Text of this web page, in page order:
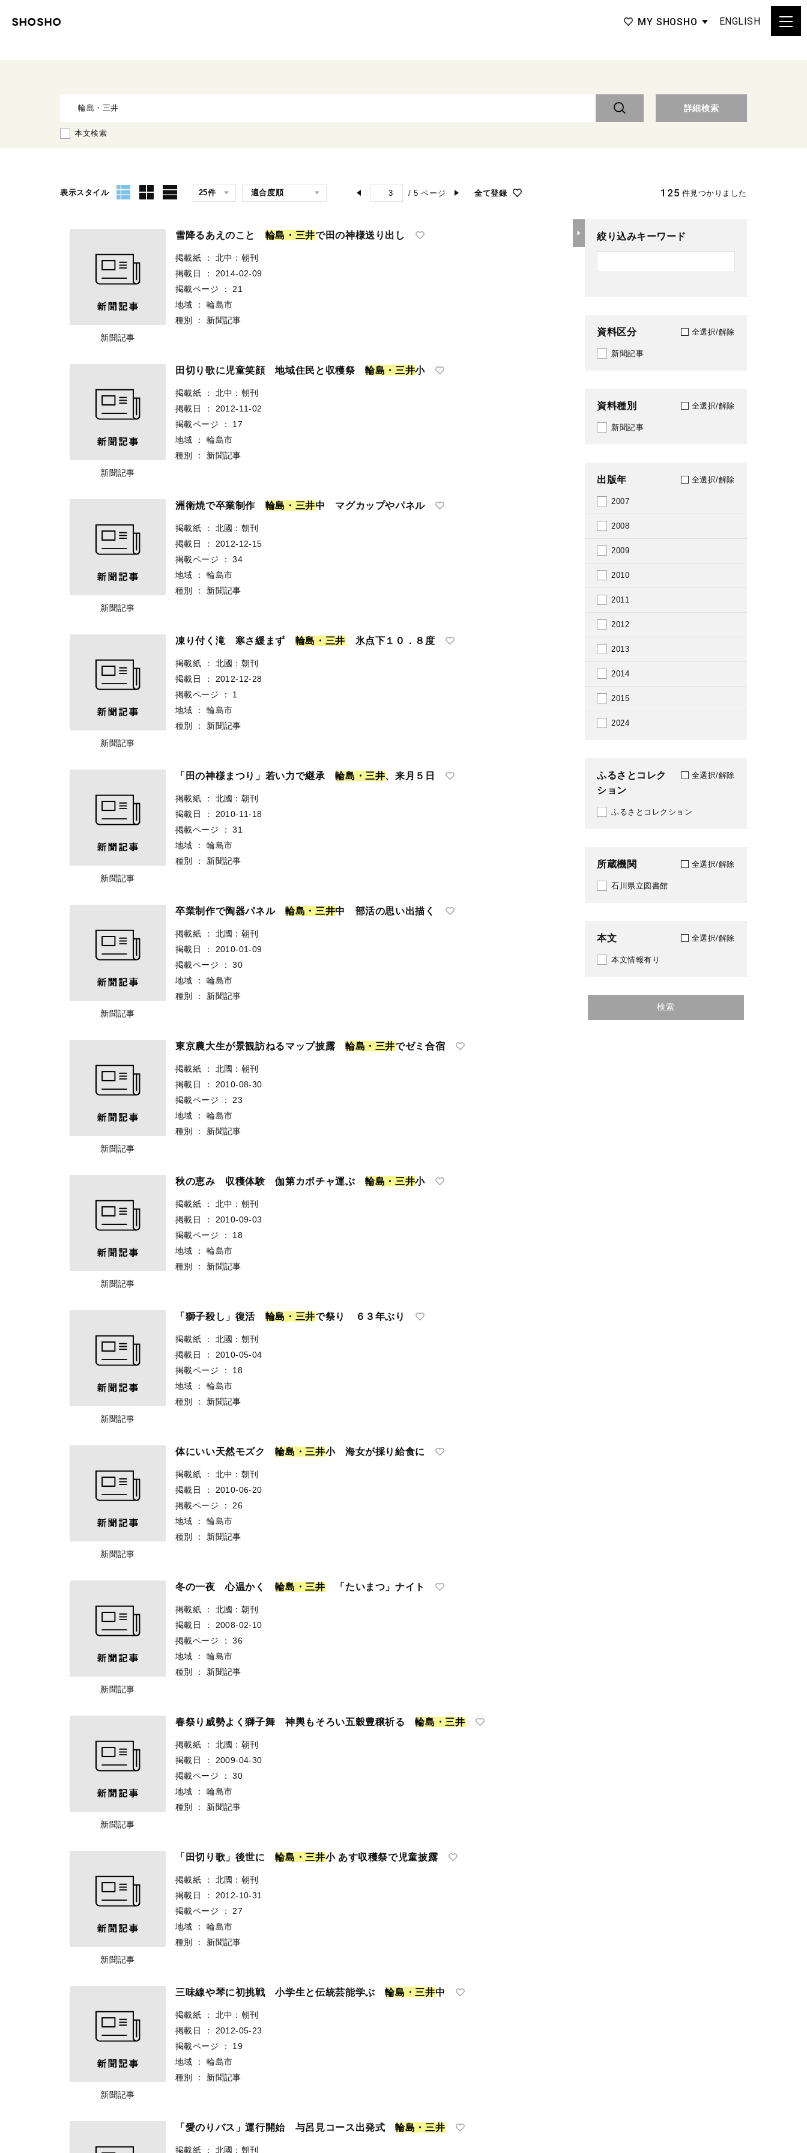
MY SHOSHO ENGLISH
詳細検索
本文検索
表示スタイル / 5 ページ 全て登録 125 件見つかりました
新聞記事
雪降るあえのこと 輪島 ・ 三井で田の神様送り出し
掲載紙 ：
北中：朝刊
掲載日
：
2014-02-09
掲載ページ
：
21
地域
：
輪島市
種別
： 新聞記事
新聞記事
田切り歌に児童笑顔 地域住民と収穫祭輪島 ・ 三井小
掲載紙 ：
北中：朝刊
掲載日
：
2012-11-02
掲載ページ
：
17
地域
：
輪島市
種別
： 新聞記事
新聞記事
洲衛焼で卒業制作 輪島 ・ 三井中 マグカップやパネル
掲載紙 ：
北國：朝刊
掲載日
：
2012-12-15
掲載ページ
：
34
地域
：
輪島市
種別
： 新聞記事
新聞記事
凍り付く滝 寒さ緩まず 輪島 ・ 三井 氷点下１０．８度
掲載紙 ：
北國：朝刊
掲載日
：
2012-12-28
掲載ページ
：
1
地域
：
輪島市
種別
： 新聞記事
新聞記事
「田の神様まつり」若い力で継承輪島 ・ 三井、来月５日
掲載紙 ：
北國：朝刊
掲載日
：
2010-11-18
掲載ページ
：
31
地域
：
輪島市
種別
： 新聞記事
新聞記事
卒業制作で陶器パネル輪島 ・ 三井中 部活の思い出描く
掲載紙 ：
北國：朝刊
掲載日
：
2010-01-09
掲載ページ
：
30
地域
：
輪島市
種別
： 新聞記事
新聞記事
東京農大生が景観訪ねるマップ披露 輪島 ・ 三井でゼミ合宿
掲載紙 ：
北國：朝刊
掲載日
：
2010-08-30
掲載ページ
：
23
地域
：
輪島市
種別
： 新聞記事
新聞記事
秋の恵み 収穫体験 伽第カボチャ運ぶ輪島 ・ 三井小
掲載紙 ：
北中：朝刊
掲載日
：
2010-09-03
掲載ページ
：
18
地域
：
輪島市
種別
： 新聞記事
新聞記事
「獅子殺し」復活 輪島 ・ 三井で祭り ６３年ぶり
掲載紙 ：
北國：朝刊
掲載日
：
2010-05-04
掲載ページ
：
18
地域
：
輪島市
種別
： 新聞記事
新聞記事
体にいい天然モズク輪島 ・ 三井小 海女が採り給食に
掲載紙 ：
北中：朝刊
掲載日
：
2010-06-20
掲載ページ
：
26
地域
：
輪島市
種別
： 新聞記事
新聞記事
冬の一夜 心温かく輪島 ・ 三井 「たいまつ」ナイト
掲載紙 ：
北國：朝刊
掲載日
：
2008-02-10
掲載ページ
：
36
地域
：
輪島市
種別
： 新聞記事
新聞記事
春祭り威勢よく獅子舞 神輿もそろい五穀豊穣祈る輪島 ・ 三井
掲載紙 ：
北國：朝刊
掲載日
：
2009-04-30
掲載ページ
：
30
地域
：
輪島市
種別
： 新聞記事
新聞記事
「田切り歌」後世に輪島 ・ 三井小 あす収穫祭で児童披露
掲載紙 ：
北國：朝刊
掲載日
：
2012-10-31
掲載ページ
：
27
地域
：
輪島市
種別
： 新聞記事
新聞記事
三味線や琴に初挑戦 小学生と伝統芸能学ぶ輪島 ・ 三井中
掲載紙 ：
北中：朝刊
掲載日
：
2012-05-23
掲載ページ
：
19
地域
：
輪島市
種別
： 新聞記事
「愛のりバス」運行開始 与呂見コース出発式輪島 ・ 三井
掲載紙 ： 北國：朝刊
絞り込みキーワード
資料区分 全選択/解除
新聞記事
資料種別 全選択/解除
新聞記事
出版年 全選択/解除
2007
2008
2009
2010
2011
2012
2013
2014
2015
2024
ふるさとコレク
ション
全選択/解除
ふるさとコレクション
所蔵機関 全選択/解除
石川県立図書館
本文 全選択/解除
本文情報有り
検索